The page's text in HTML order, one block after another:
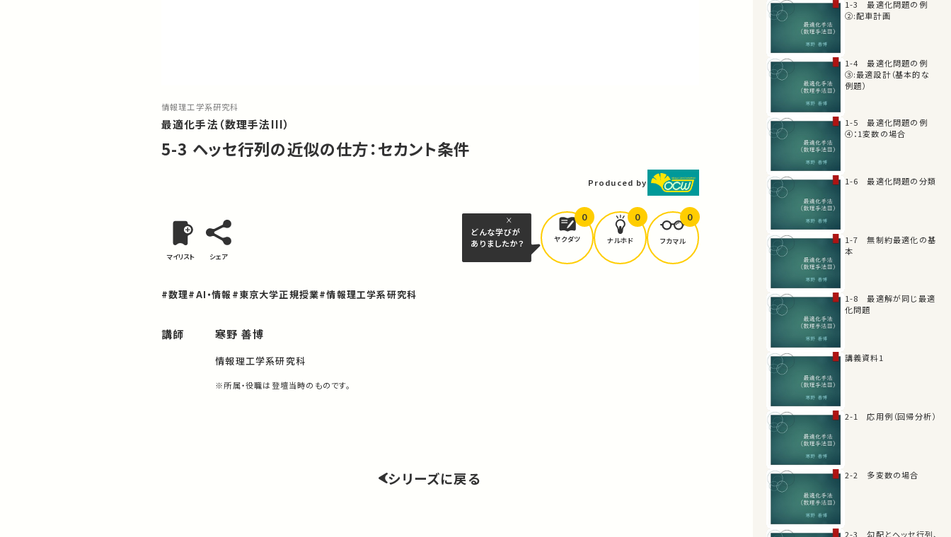
情報理工学系研究科
最適化手法（数理手法III）
5-3 ヘッセ行列の近似の仕方：セカント条件
Produced by
マイリスト シェア
どんな学びが
ありましたか？
ヤクダツ
0
ナルホド
0
フカマル
0
#数理#AI・情報 #東京大学正規授業#情報理工学系研究科
講師 寒野 善博
情報理工学系研究科
※所属・役職は登壇当時のものです。
シリーズに戻る
1-3 最適化問題の例
②:配車計画
1-4 最適化問題の例
③:最適設計（基本的な
例題）
1-5 最適化問題の例
④：1変数の場合
1-6 最適化問題の分類
1-7 無制約最適化の基
本
1-8 最適解が同じ最適
化問題
講義資料1
2-1 応用例（回帰分析）
2-2 多変数の場合
2-3 勾配とヘッセ行列、